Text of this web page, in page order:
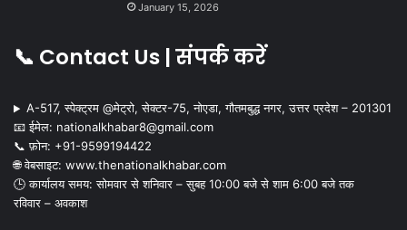
January 15, 2026
📞 Contact Us | संपर्क करें
A-517, स्पेक्ट्रम @मेट्रो, सेक्टर-75, नोएडा, गौतमबुद्ध नगर, उत्तर प्रदेश – 201301
📧 ईमेल: nationalkhabar8@gmail.com
📞 फ़ोन: ‪+91-9599194422‬
🌐 वेबसाइट: www.thenationalkhabar.com
🕒 कार्यालय समय: सोमवार से शनिवार – सुबह 10:00 बजे से शाम 6:00 बजे तक
रविवार – अवकाश